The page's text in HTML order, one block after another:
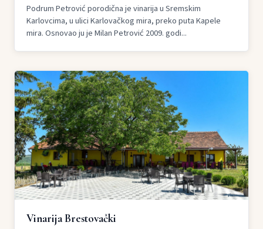
Podrum Petrović porodična je vinarija u Sremskim
Karlovcima, u ulici Karlovačkog mira, preko puta Kapele
mira. Osnovao ju je Milan Petrović 2009. godi...
Vinarija Brestovački